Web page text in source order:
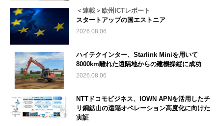
＜連載＞欧州ICTレポート
スタートアップの国エストニア
2026.08.06
ハイテクインター、Starlink Miniを用いて
8000km離れた遠隔地からの建機操縦に成功
2026.08.06
NTTドコモビジネス、IOWN APNを活用したチ
リ銅鉱山の遠隔オペレーション高度化に向けた
実証